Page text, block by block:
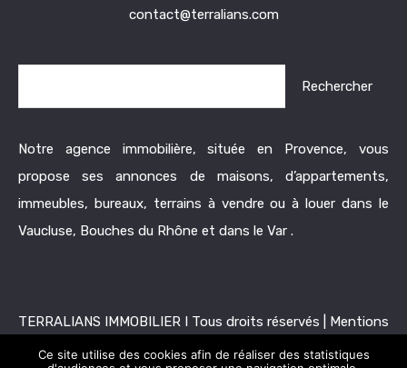
contact@terralians.com
Notre agence immobilière, située en Provence, vous
propose ses annonces de maisons, d’appartements,
immeubles, bureaux, terrains à vendre ou à louer dans le
Vaucluse, Bouches du Rhône et dans le Var .
TERRALIANS IMMOBILIER I Tous droits réservés | Mentions
légales|Politique de confidentialité|Honoraires
Ce site utilise des cookies afin de réaliser des statistiques